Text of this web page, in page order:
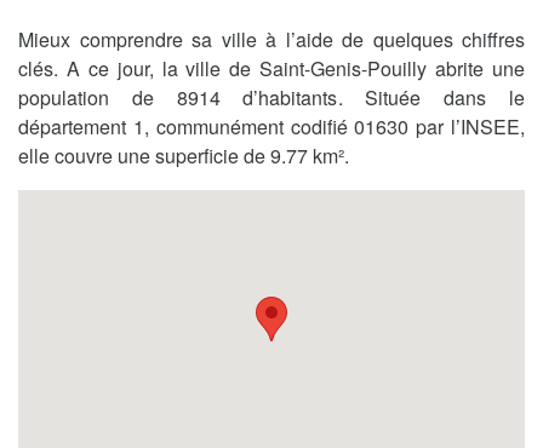
Mieux comprendre sa ville à l’aide de quelques chiffres
clés. A ce jour, la ville de Saint-Genis-Pouilly abrite une
population de 8914 d’habitants. Située dans le
département 1, communément codifié 01630 par l’INSEE,
elle couvre une superficie de 9.77 km².